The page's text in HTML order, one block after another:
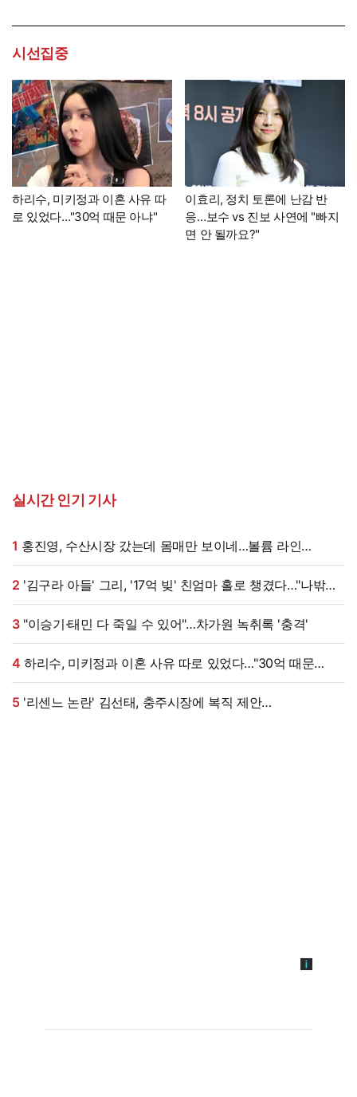
시선집중
하리수, 미키정과 이혼 사유 따
로 있었다…"30억 때문 아냐"
이효리, 정치 토론에 난감 반
응…보수 vs 진보 사연에 "빠지
면 안 될까요?"
실시간 인기 기사
1
'시선강탈'
2
없어, 연락 꾸준히 하는 중"
3 "이승기·태민 다 죽일 수 있어"…차가원 녹취록 '충격'
4 하리수, 미키정과 이혼 사유 따로 있었다…"30억 때문
아냐"
5'리센느 논란' 김선태, 충주시장에 복직 제안